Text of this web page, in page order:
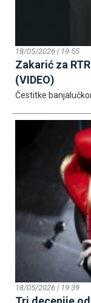
18/05/2026 | 19:55
Zakarić za
(VIDEO)
Čestitke
18/05/2026 | 19:39